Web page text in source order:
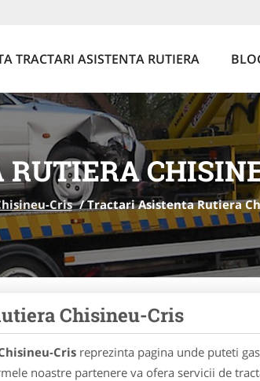
TRACTARI ASISTENTA RUTIERA
Cris /Tractari Asistenta Rutiera
Chisineu-Cris
Crisreprezinta pagina unde puteti
noastre partenere va ofera servicii de